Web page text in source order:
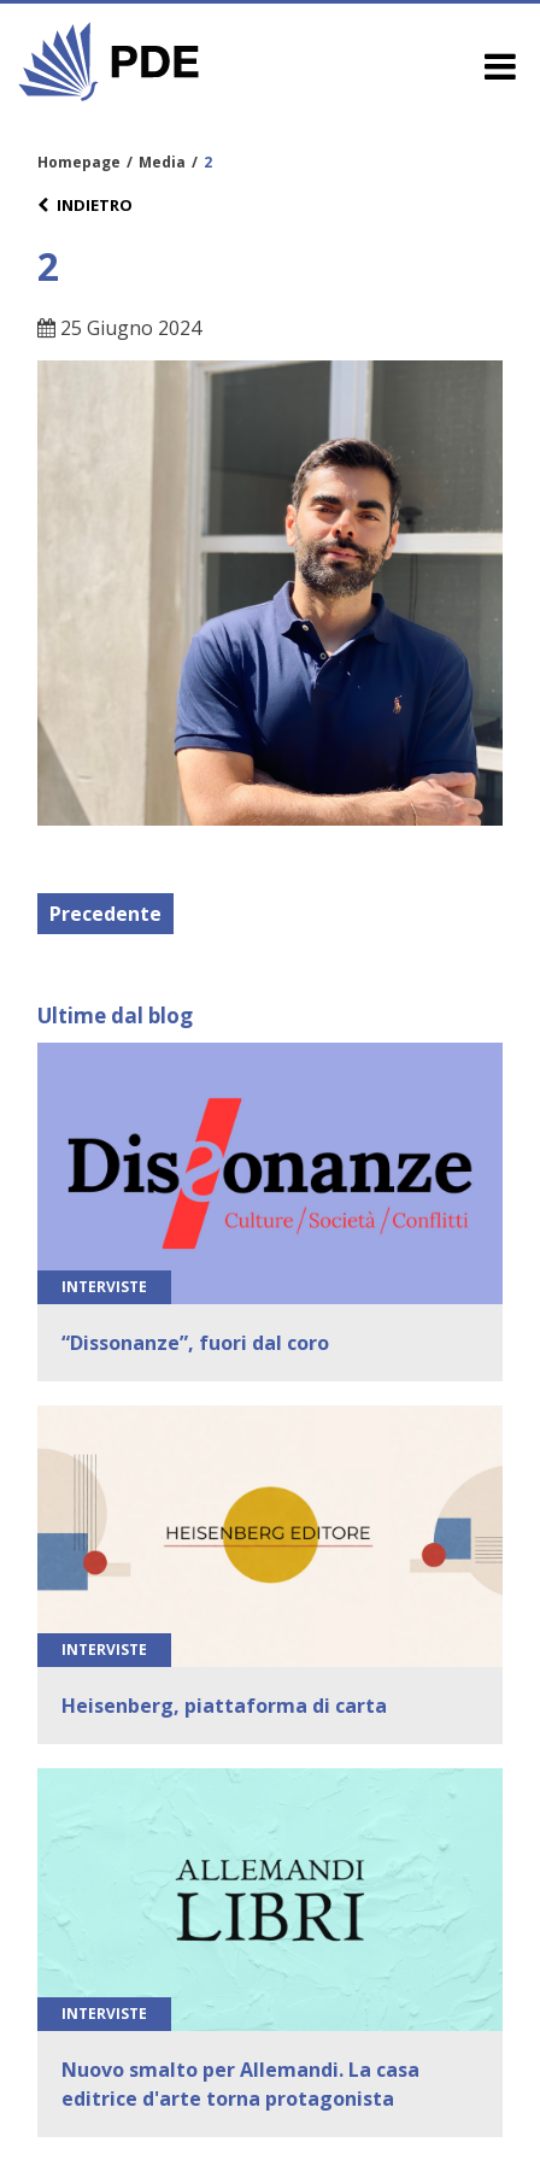
Homepage / Media / 2
INDIETRO
2
25 Giugno 2024
Precedente
Ultime dal blog
INTERVISTE
“Dissonanze”, fuori dal coro
INTERVISTE
Heisenberg, piattaforma di carta
INTERVISTE
Nuovo smalto per Allemandi. La casa
editrice d'arte torna protagonista